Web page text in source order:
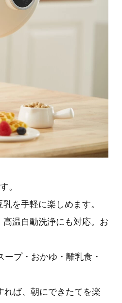
。
を手軽に楽しめます。
温自動洗浄にも対応。お
プ・おかゆ・離乳食・
れば、朝にできたてを楽